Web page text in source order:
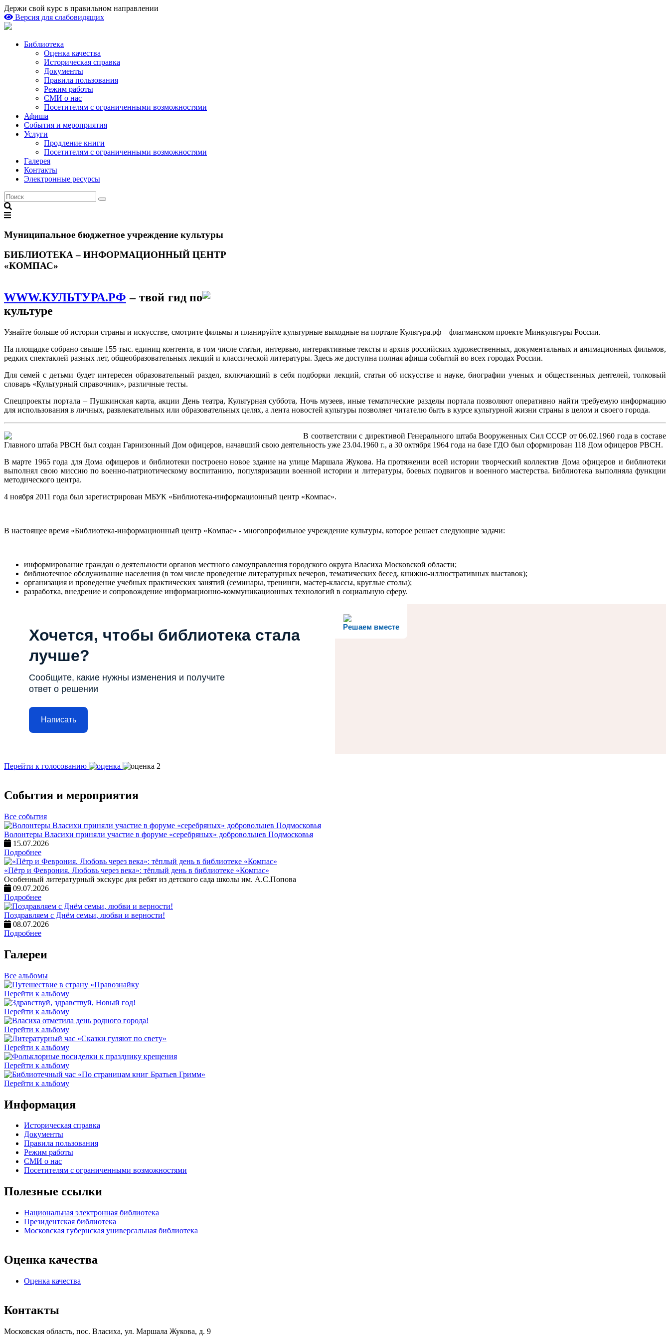
Держи свой курс в правильном направлении
Версия для слабовидящих
Библиотека
Оценка качества
Историческая справка
Документы
Правила пользования
Режим работы
СМИ о нас
Посетителям с ограниченными возможностями
Афиша
События и мероприятия
Услуги
Продление книги
Посетителям с ограниченными возможностями
Галерея
Контакты
Электронные ресурсы
Поиск
Поиск
Муниципальное бюджетное учреждение культуры
БИБЛИОТЕКА – ИНФОРМАЦИОННЫЙ ЦЕНТР
«КОМПАС»
WWW.КУЛЬТУРА.РФ – твой гид по
культуре
Узнайте больше об истории страны и искусстве, смотрите фильмы и планируйте культурные выходные на портале Культура.рф – флагманском проекте Минкультуры России.
На площадке собрано свыше 155 тыс. единиц контента, в том числе статьи, интервью, интерактивные тексты и архив российских художественных, документальных и анимационных фильмов,
редких спектаклей разных лет, общеобразовательных лекций и классической литературы. Здесь же доступна полная афиша событий во всех городах России.
Для семей с детьми будет интересен образовательный раздел, включающий в себя подборки лекций, статьи об искусстве и науке, биографии ученых и общественных деятелей, толковый
словарь «Культурный справочник», различные тесты.
Спецпроекты портала – Пушкинская карта, акции День театра, Культурная суббота, Ночь музеев, иные тематические разделы портала позволяют оперативно найти требуемую информацию
для использования в личных, развлекательных или образовательных целях, а лента новостей культуры позволяет читателю быть в курсе культурной жизни страны в целом и своего города.
В соответствии с директивой Генерального штаба Вооруженных Сил СССР от 06.02.1960 года в составе
Главного штаба РВСН был создан Гарнизонный Дом офицеров, начавший свою деятельность уже 23.04.1960 г., а 30 октября 1964 года на базе ГДО был сформирован 118 Дом офицеров РВСН.
В марте 1965 года для Дома офицеров и библиотеки построено новое здание на улице Маршала Жукова. На протяжении всей истории творческий коллектив Дома офицеров и библиотеки
выполнял свою миссию по военно-патриотическому воспитанию, популяризации военной истории и литературы, боевых подвигов и военного мастерства. Библиотека выполняла функции
методического центра.
4 ноября 2011 года был зарегистрирован МБУК «Библиотека-информационный центр «Компас».
В настоящее время «Библиотека-информационный центр «Компас» - многопрофильное учреждение культуры, которое решает следующие задачи:
информирование граждан о деятельности органов местного самоуправления городского округа Власиха Московской области;
библиотечное обслуживание населения (в том числе проведение литературных вечеров, тематических бесед, книжно-иллюстративных выставок);
организация и проведение учебных практических занятий (семинары, тренинги, мастер-классы, круглые столы);
разработка, внедрение и сопровождение информационно-коммуникационных технологий в социальную сферу.
Решаем вместе
Хочется, чтобы библиотека стала
лучше?
Сообщите, какие нужны изменения и получите
ответ о решении
Написать
Перейти к голосованию
События и мероприятия
Все события
Волонтеры Власихи приняли участие в форуме «серебряных» добровольцев Подмосковья
15.07.2026
Подробнее
«Пётр и Феврония. Любовь через века»: тёплый день в библиотеке «Компас»
Особенный литературный экскурс для ребят из детского сада школы им. А.С.Попова
09.07.2026
Подробнее
Поздравляем с Днём семьи, любви и верности!
08.07.2026
Подробнее
Галереи
Все альбомы
Перейти к альбому
Перейти к альбому
Перейти к альбому
Перейти к альбому
Перейти к альбому
Перейти к альбому
Информация
Историческая справка
Документы
Правила пользования
Режим работы
СМИ о нас
Посетителям с ограниченными возможностями
Полезные ссылки
Национальная электронная библиотека
Президентская библиотека
Московская губернская универсальная библиотека
Оценка качества
Оценка качества
Контакты
Московская область, пос. Власиха, ул. Маршала Жукова, д. 9